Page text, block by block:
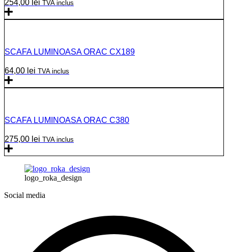
254,00 lei TVA inclus
SCAFA LUMINOASA ORAC CX189
64,00 lei TVA inclus
SCAFA LUMINOASA ORAC C380
275,00 lei TVA inclus
logo_roka_design
Social media